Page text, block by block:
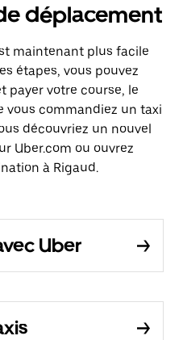
déplacement
maintenant plus facile
étapes, vous pouvez
payer votre course, le
vous commandiez un taxi
découvriez un nouvel
Uber.com ou ouvrez
à Rigaud.
Uber